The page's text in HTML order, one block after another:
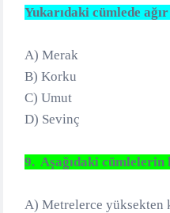
Yukarıdaki cümlede
A) Merak
B) Korku
C) Umut
D) Sevinç
9. Aşağıdaki cümlelerin
A) Metrelerce yüksekten